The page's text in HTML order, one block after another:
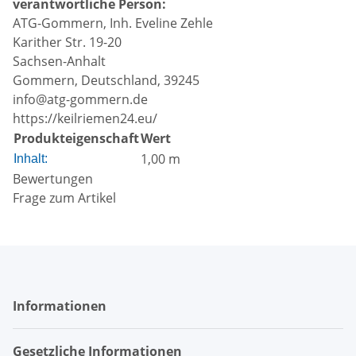
verantwortliche Person:
ATG-Gommern, Inh. Eveline Zehle
Karither Str. 19-20
Sachsen-Anhalt
Gommern, Deutschland, 39245
info@atg-gommern.de
https://keilriemen24.eu/
ProdukteigenschaftWert
Inhalt:
1,00 m
Bewertungen
Frage zum Artikel
Informationen
Gesetzliche Informationen